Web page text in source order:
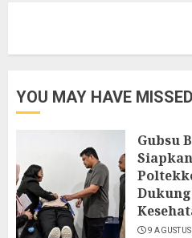
YOU MAY HAVE MISSED
Gubsu
9